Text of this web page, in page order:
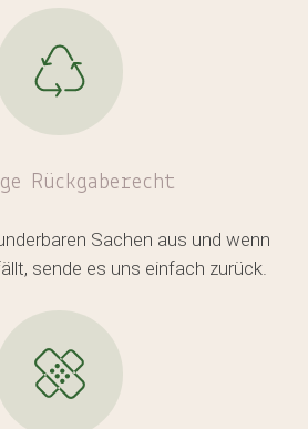
sich keine Produkte
im Warenkorb.
Rückgaberecht
Sachen aus und wenn
sende es uns einfach zurück.